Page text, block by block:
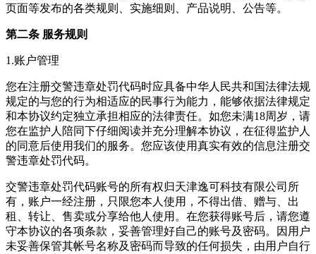
页面等发布的各类规则、实施细则、产品说明、公告等。
第二条 服务规则
1.账户管理
您在注册交警违章处罚代码时应具备中华人民共和国法律法规
规定的与您的行为相适应的民事行为能力，能够依据法律规定
和本协议约定独立承担相应的法律责任。如您未满18周岁，请
您在监护人陪同下仔细阅读并充分理解本协议，在征得监护人
的同意后使用我们的服务。您应该使用真实有效的信息注册交
警违章处罚代码。
交警违章处罚代码账号的所有权归天津逸可科技有限公司所
有，账户一经注册，只限您本人使用，不得出借、赠与、出
租、转让、售卖或分享给他人使用。在您获得账号后，请您遵
守本协议的各项条款，妥善管理好自己的账号及密码。因用户
未妥善保管其帐号名称及密码而导致的任何损失，由用户自行